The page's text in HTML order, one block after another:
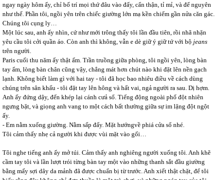
ngay ngày hôm ấy, chỉ bố trí mọi thứ đâu vào đấy, cẩn thận, tỉ mỉ, và để nguyên
như thế. Phần tôi, ngồi yên trên chiếc giường lớn mạ kền chiếm gần nửa căn gác.
Chúng tôi cụng ly…
Một lúc sau, anh ấy nhìn, cứ như mới trông thấy tôi lần đầu tiên, rồi nhã nhặn
yêu cầu tôi cởi quần áo. Còn anh thì không, vẫn e dè giữ ý giữ tứ với bộ jeans
trên người.
Paris cuối thu năm ấy thật ấm. Trần truồng giữa phòng, tôi ngồi yên, lòng bàn
tay ẩm, lòng bàn chân cũng vậy, chẳng mát hơn chút nào khi đặt lên nền gạch
lạnh. Không biết làm gì với hai tay - tôi đã học bao nhiêu điều về cách dùng
chúng trên sân khấu - tôi đặt tay lên hông và hất vai, ngả người ra sau. Dị hợm.
Anh ấy đứng dậy, đến khép lại cánh cưả sổ. Tiếng động ngoài phố đột nhiên
ngưng bặt, và giọng anh vang to một cách bất thường giữa sự im lặng đột ngột
ấy.
- Em nằm xuống giường. Nằm sấp đấy. Mặt hướngvề phiá cửa sổ nhé.
Tôi cảm thấy nhẹ cả người khi được vùi mặt vào gối…
Tôi nghe tiếng anh ấy mở túi. Cảm thấy anh nghiêng người xuống tôi. Anh khẽ
cầm tay tôi và lần lượt trói từng bàn tay một vào những thanh sắt đầu giường
bằng mấy sợi dây da mảnh đã được chuẩn bị từ trước. Anh xiết thật chặt, để tôi